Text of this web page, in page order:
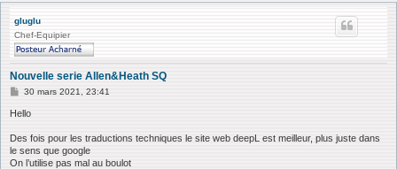
gluglu
Chef-Equipier
Nouvelle serie Allen&Heath SQ
M
s
g
e
30 mars 2021, 23:41
Hello
Des fois pour les traductions techniques le site web deepL est meilleur, plus juste dans
le sens que google
On l’utilise pas mal au boulot